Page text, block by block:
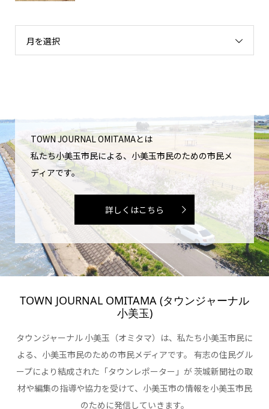
月を選択
TOWN JOURNAL OMITAMAとは
私たち小美玉市民による、小美玉市民のための市民メ
ディアです。
詳しくはこちら
TOWN JOURNAL OMITAMA (タウンジャーナル
小美玉)
タウンジャーナル 小美玉（オミタマ）は、私たち小美玉市民に
よる、小美玉市民のための市民メディアです。 有志の住民グル
ープにより結成された「タウンレポーター」が 茨城新聞社の取
材や編集の指導や協力を受けて、小美玉市の情報を小美玉市民
のために発信していきます。